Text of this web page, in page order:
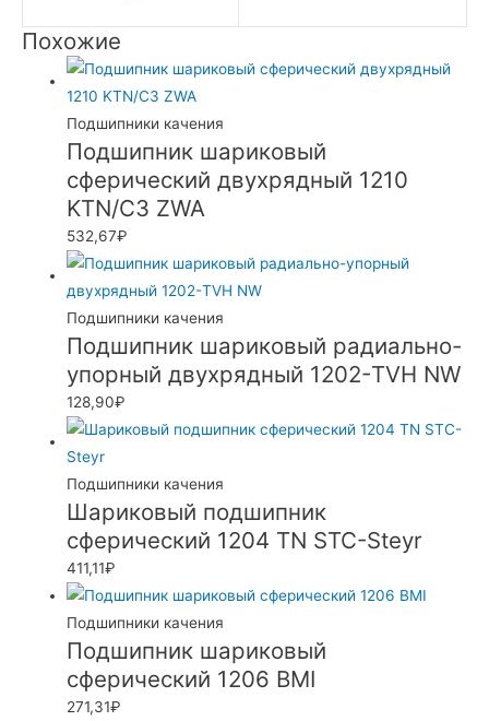
Похожие
Подшипники качения
Подшипник шариковый
сферический двухрядный 1210
KTN/C3 ZWA
532,67₽
Подшипники качения
Подшипник шариковый радиально-
упорный двухрядный 1202-TVH NW
128,90₽
Подшипники качения
Шариковый подшипник
сферический 1204 TN STC-Steyr
411,11₽
Подшипники качения
Подшипник шариковый
сферический 1206 BMI
271,31₽